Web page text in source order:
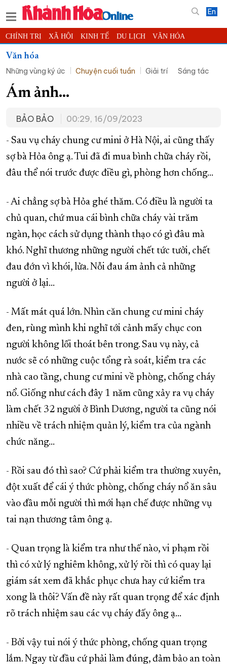
En
CHÍNH TRỊ XÃ HỘI KINH TẾ DU LỊCH VĂN HÓA
THỂ THAO
KHOA HỌC - CÔNG NGHỆ PHÁP LUẬT BẠN ĐỌC PHÓNG SỰ
THẾ GIỚI MULTIMEDIA
QUY HOẠCH TỈNH KHÁNH HÒA
TRƯỜNG SA BIỂN ĐẢO QUÊ HƯƠNG
CHUNG TAY CẢI CÁCH HÀNH CHÍNH
XÂY DỰNG NÔNG THÔN MỚI LỊCH CẮT ĐIỆN
KỶ NIỆM 370 NĂM XÂY DỰNG VÀ PHÁT TRIỂN TỈNH KHÁNH HÒA
ĐẠI HỘI ĐẢNG CÁC CẤP TRANG CHỦ VỀ BÁO KHÁNH HÒA
Văn hóa
Những vùng ký ức
Chuyện cuối tuần Giải trí Sáng tác
Ám ảnh…
BẢO BẢO 00:29, 16/09/2023
- Sau vụ cháy chung cư mini ở Hà Nội, ai cũng thấy
sợ bà Hỏa ông ạ. Tui đã đi mua bình chữa cháy rồi,
đâu thể nói trước được điều gì, phòng hơn chống…
- Ai chẳng sợ bà Hỏa ghé thăm. Có điều là người ta
chủ quan, chứ mua cái bình chữa cháy vài trăm
ngàn, học cách sử dụng thành thạo có gì đâu mà
khó. Nghĩ thương những người chết tức tưởi, chết
đau đớn vì khói, lửa. Nỗi đau ám ảnh cả những
người ở lại…
- Mất mát quá lớn. Nhìn căn chung cư mini cháy
đen, rùng mình khi nghĩ tới cảnh mấy chục con
người không lối thoát bên trong. Sau vụ này, cả
nước sẽ có những cuộc tổng rà soát, kiểm tra các
nhà cao tầng, chung cư mini về phòng, chống cháy
nổ. Giống như cách đây 1 năm cũng xảy ra vụ cháy
làm chết 32 người ở Bình Dương, người ta cũng nói
nhiều về trách nhiệm quản lý, kiểm tra của ngành
chức năng…
- Rồi sau đó thì sao? Cứ phải kiểm tra thường xuyên,
đột xuất để cái ý thức phòng, chống cháy nổ ăn sâu
vào đầu mỗi người thì mới hạn chế được những vụ
tai nạn thương tâm ông ạ.
- Quan trọng là kiểm tra như thế nào, vi phạm rồi
thì có xử lý nghiêm không, xử lý rồi thì có quay lại
giám sát xem đã khắc phục chưa hay cứ kiểm tra
xong là thôi? Vấn đề này rất quan trọng để xác định
rõ trách nhiệm sau các vụ cháy đấy ông ạ…
- Bởi vậy tui nói ý thức phòng, chống quan trọng
lắm. Ngay từ đầu cứ phải làm đúng, đảm bảo an toàn